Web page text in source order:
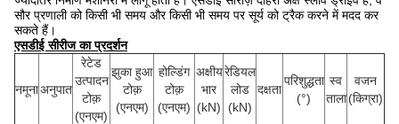
सौर प्रणाली को किसी भी समय और किसी भी समय पर सूर्य को ट्रैक करने में मदद कर
सकते हैं।
एसडीई सीरीज का प्रदर्शन
नमूनाअनुपात
रेटेड
उत्पादन
टोक़
(एनएम)
झुका हुआ
टोक़
(एनएम)
होल्डिंग
टोक़
(एनएम)
अक्षीय
भार
(kN)
रेडियल
लोड
(kN)
दक्षता
परिशुद्धता
(°)
स्व
ताला
वजन
(किग्रा)